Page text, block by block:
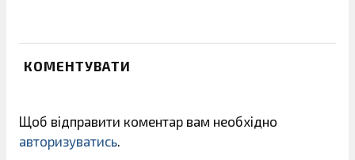
КОМЕНТУВАТИ
Щоб відправити коментар вам необхідно
авторизуватись.